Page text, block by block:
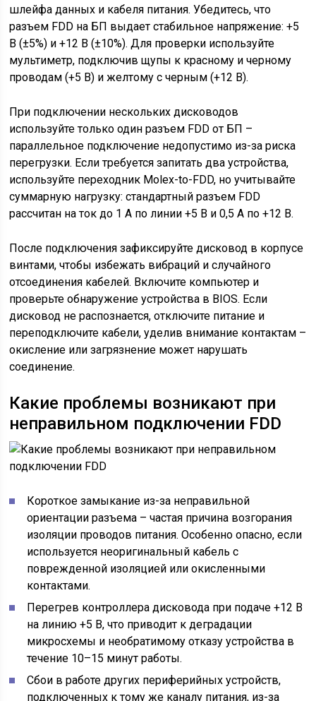
шлейфа данных и кабеля питания. Убедитесь, что
разъем FDD на БП выдает стабильное напряжение: +5
В (±5%) и +12 В (±10%). Для проверки используйте
мультиметр, подключив щупы к красному и черному
проводам (+5 В) и желтому с черным (+12 В).
При подключении нескольких дисководов
используйте только один разъем FDD от БП –
параллельное подключение недопустимо из-за риска
перегрузки. Если требуется запитать два устройства,
используйте переходник Molex-to-FDD, но учитывайте
суммарную нагрузку: стандартный разъем FDD
рассчитан на ток до 1 А по линии +5 В и 0,5 А по +12 В.
После подключения зафиксируйте дисковод в корпусе
винтами, чтобы избежать вибраций и случайного
отсоединения кабелей. Включите компьютер и
проверьте обнаружение устройства в BIOS. Если
дисковод не распознается, отключите питание и
переподключите кабели, уделив внимание контактам –
окисление или загрязнение может нарушать
соединение.
Какие проблемы возникают при
неправильном подключении FDD
Короткое замыкание из-за неправильной
ориентации разъема – частая причина возгорания
изоляции проводов питания. Особенно опасно, если
используется неоригинальный кабель с
поврежденной изоляцией или окисленными
контактами.
Перегрев контроллера дисковода при подаче +12 В
на линию +5 В, что приводит к деградации
микросхемы и необратимому отказу устройства в
течение 10–15 минут работы.
Сбои в работе других периферийных устройств,
подключенных к тому же каналу питания, из-за